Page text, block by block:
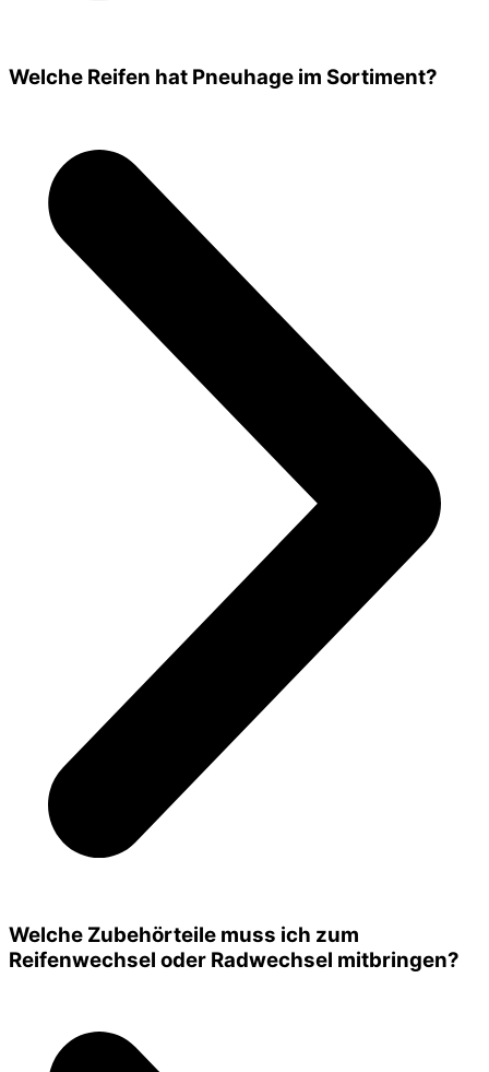
Welche Reifen hat Pneuhage im Sortiment?
Welche Zubehörteile muss ich zum
Reifenwechsel oder Radwechsel mitbringen?